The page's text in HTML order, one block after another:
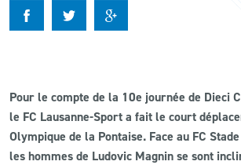
FANS
BUSINESS
RESTAURATION
Pour le compte de la 10e journée de Dieci
le FC Lausanne-Sporta fait le court
Olympique de la Pontaise. Face au FC
les hommes de Ludovic Magnin se sont